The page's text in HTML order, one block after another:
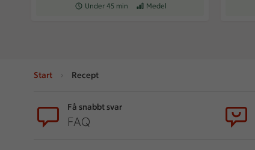
Receptet tar Under 45 min att tillaga
Under 45 min Receptet har Medel svårighetsgrad
Medel
Start Recept
Få snabbt svar
FAQ